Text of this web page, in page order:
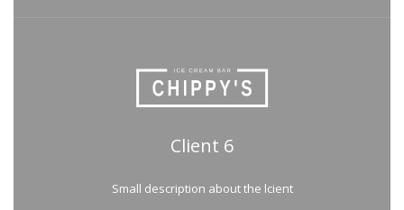
Client 6
Small description about the lcient